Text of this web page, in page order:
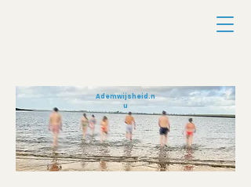
Ademwijsheid.n
u